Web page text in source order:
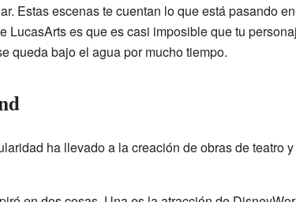
Estas escenas te cuentan lo que está pasando
LucasArts es que es casi imposible que tu
queda bajo el agua por mucho tiempo.
ha llevado a la creación de obras de teatro